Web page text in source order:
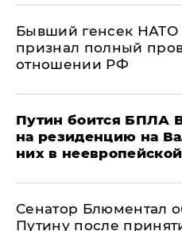
Бывший генсек НАТО
признал полный
отношении РФ
Путин боится БПЛА
на резиденцию на
них в
Сенатор Блюментал
Путину после